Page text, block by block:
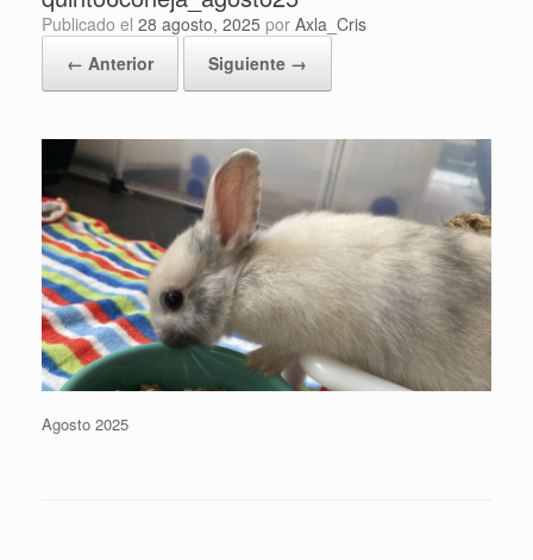
Publicado el 28 agosto, 2025 por Axla_Cris
← Anterior
Siguiente →
Agosto 2025